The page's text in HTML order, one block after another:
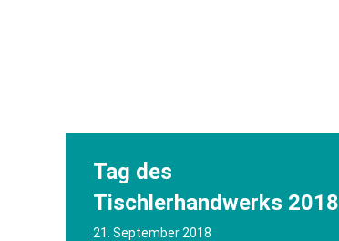
Tag des
Tischlerhandwerks 2018
21. September 2018